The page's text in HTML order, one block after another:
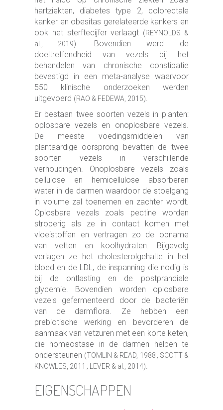
hartziekten, diabetes type 2, colorectale
kanker en obesitas gerelateerde kankers en
ook het sterftecijfer verlaagt (REYNOLDS &
al., 2019). Bovendien werd de
doeltreffendheid van vezels bij het
behandelen van chronische constipatie
bevestigd in een meta-analyse waarvoor
550 klinische onderzoeken werden
uitgevoerd (RAO & FEDEWA, 2015).
Er bestaan twee soorten vezels in planten:
oplosbare vezels en onoplosbare vezels.
De meeste voedingsmiddelen van
plantaardige oorsprong bevatten de twee
soorten vezels in verschillende
verhoudingen. Onoplosbare vezels zoals
cellulose en hemicellulose absorberen
water in de darmen waardoor de stoelgang
in volume zal toenemen en zachter wordt.
Oplosbare vezels zoals pectine worden
stroperig als ze in contact komen met
vloeistoffen en vertragen zo de opname
van vetten en koolhydraten. Bijgevolg
verlagen ze het cholesterolgehalte in het
bloed en de LDL, de inspanning die nodig is
bij de ontlasting en de postprandiale
glycemie. Bovendien worden oplosbare
vezels gefermenteerd door de bacteriën
van de darmflora. Ze hebben een
prebiotische werking en bevorderen de
aanmaak van vetzuren met een korte keten,
die homeostase in de darmen helpen te
ondersteunen (TOMLIN & READ, 1988 ; SCOTT &
KNOWLES, 2011 ; LEVER & al., 2014).
EIGENSCHAPPEN